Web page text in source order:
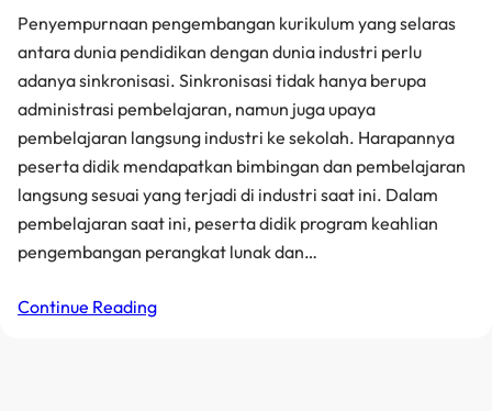
Penyempurnaan pengembangan kurikulum yang selaras
antara dunia pendidikan dengan dunia industri perlu
adanya sinkronisasi. Sinkronisasi tidak hanya berupa
administrasi pembelajaran, namun juga upaya
pembelajaran langsung industri ke sekolah. Harapannya
peserta didik mendapatkan bimbingan dan pembelajaran
langsung sesuai yang terjadi di industri saat ini. Dalam
pembelajaran saat ini, peserta didik program keahlian
pengembangan perangkat lunak dan…
Continue Reading